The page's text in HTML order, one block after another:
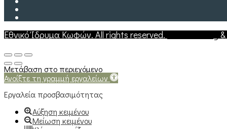
Εθνικό Ίδρυμα Κωφών. All rights reserved.Web Hosting&
Μετάβαση στο περιεχόμενο
Ανοίξτε τη γραμμή εργαλείων
Εργαλεία προσβασιμότητας
Αύξηση κειμένου
Μείωση κειμένου